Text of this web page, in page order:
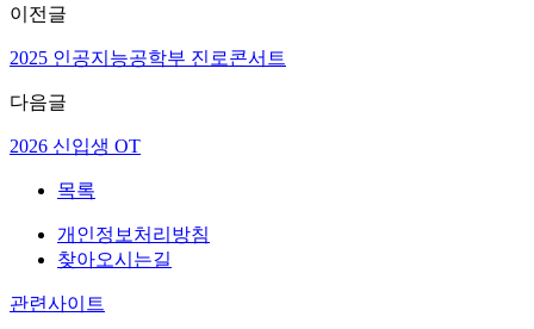
이전글
2025 인공지능공학부 진로콘서트
다음글
2026 신입생 OT
목록
개인정보처리방침
찾아오시는길
관련사이트